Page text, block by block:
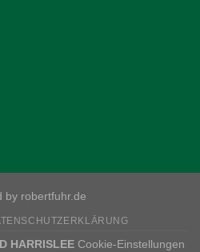
by robertfuhr.de
HARRISLEE Cookie-Einstellungen